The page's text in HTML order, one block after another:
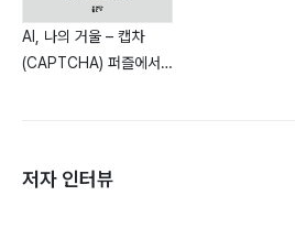
AI, 나의 거울 – 캡차
(CAPTCHA) 퍼즐에서
저자 인터뷰